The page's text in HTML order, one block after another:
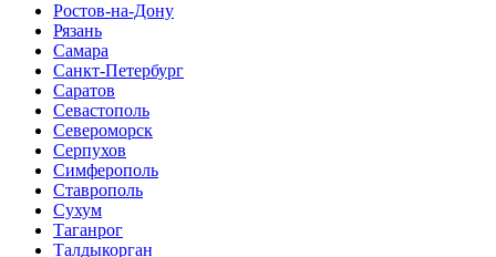
Ростов-на-Дону
Рязань
Самара
Санкт-Петербург
Саратов
Севастополь
Североморск
Серпухов
Симферополь
Ставрополь
Сухум
Таганрог
Tалдыкорган